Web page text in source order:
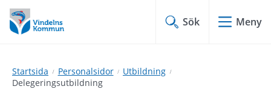
Hoppa
till
innehåll
Hoppa
till
undermeny
Sök Meny
Startsida Personalsidor
Utbildning
Delegeringsutbildning